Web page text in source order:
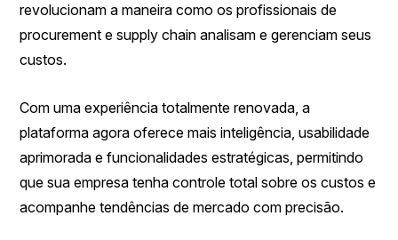
revolucionam a maneira como os profissionais de
procurement e supply chain analisam e gerenciam seus
custos.
Com uma experiência totalmente renovada, a
plataforma agora oferece mais inteligência, usabilidade
aprimorada e funcionalidades estratégicas, permitindo
que sua empresa tenha controle total sobre os custos e
acompanhe tendências de mercado com precisão.